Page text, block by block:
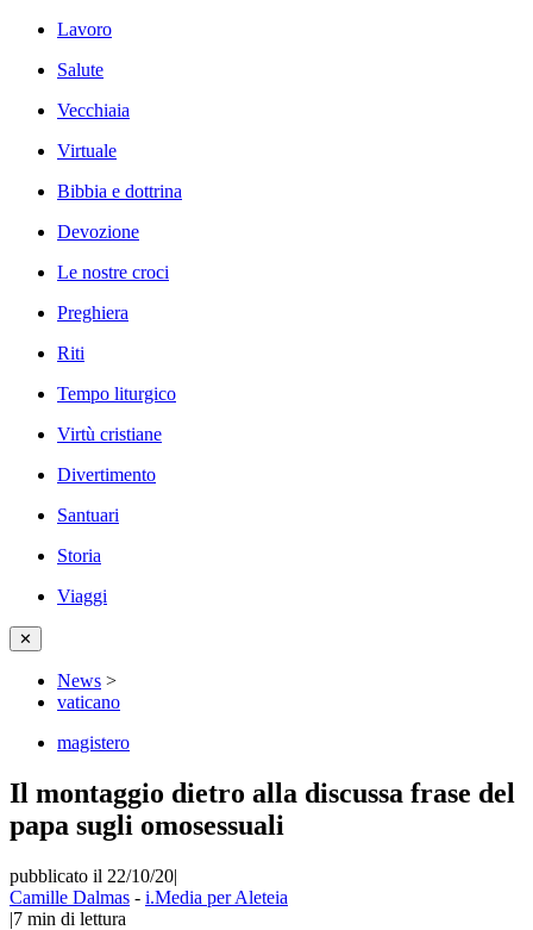
Lavoro
Salute
Vecchiaia
Virtuale
Bibbia e dottrina
Devozione
Le nostre croci
Preghiera
Riti
Tempo liturgico
Virtù cristiane
Divertimento
Santuari
Storia
Viaggi
✕
News >
vaticano
magistero
Il montaggio dietro alla discussa frase del
papa sugli omosessuali
pubblicato il 22/10/20|
Camille Dalmas - i.Media per Aleteia
|7 min di lettura